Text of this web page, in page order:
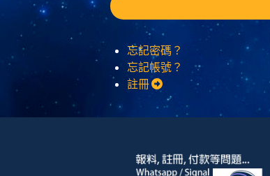
忘記密碼？
忘記帳號？
註冊